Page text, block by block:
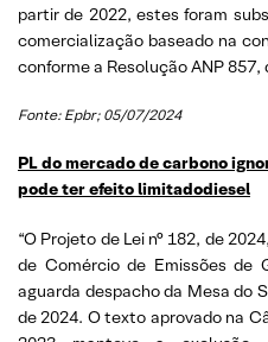
partir de 2022, estes foram
comercialização baseado na
conforme a Resolução ANP 857,
Fonte: Epbr; 05/07/2024
PL do mercado de carbono
pode ter efeito limitadodiesel
“O Projeto de Lei n° 182, de
de Comércio de Emissões de
aguarda despacho da Mesa do
de 2024. O texto aprovado na